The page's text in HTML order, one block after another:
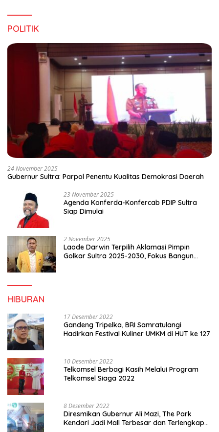
POLITIK
24 November 2025
Gubernur Sultra: Parpol Penentu Kualitas Demokrasi Daerah
23 November 2025
Agenda Konferda-Konfercab PDIP Sultra
Siap Dimulai
2 November 2025
Laode Darwin Terpilih Aklamasi Pimpin
Golkar Sultra 2025-2030, Fokus Bangun
HIBURAN
17 Desember 2022
Gandeng Tripelka, BRI Samratulangi
Hadirkan Festival Kuliner UMKM di HUT ke 127
10 Desember 2022
Telkomsel Berbagi Kasih Melalui Program
Telkomsel Siaga 2022
8 Desember 2022
Diresmikan Gubernur Ali Mazi, The Park
Kendari Jadi Mall Terbesar dan Terlengkap